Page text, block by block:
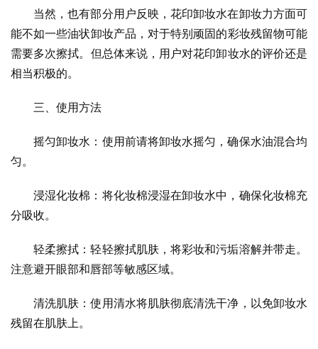
当然，也有部分用户反映，花印卸妆水在卸妆力方面可
能不如一些油状卸妆产品，对于特别顽固的彩妆残留物可能
需要多次擦拭。但总体来说，用户对花印卸妆水的评价还是
相当积极的。
三、使用方法
摇匀卸妆水：使用前请将卸妆水摇匀，确保水油混合均
匀。
浸湿化妆棉：将化妆棉浸湿在卸妆水中，确保化妆棉充
分吸收。
轻柔擦拭：轻轻擦拭肌肤，将彩妆和污垢溶解并带走。
注意避开眼部和唇部等敏感区域。
清洗肌肤：使用清水将肌肤彻底清洗干净，以免卸妆水
残留在肌肤上。